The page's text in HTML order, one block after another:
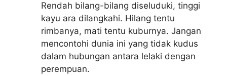
Rendah bilang-bilang diseluduki, tinggi
kayu ara dilangkahi. Hilang tentu
rimbanya, mati tentu kuburnya. Jangan
mencontohi dunia ini yang tidak kudus
dalam hubungan antara lelaki dengan
perempuan.